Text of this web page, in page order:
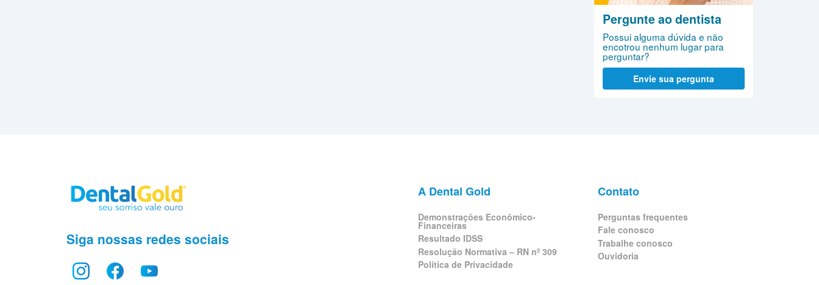
Pergunte ao dentista
Possui alguma dúvida e não
encotrou nenhum lugar para
perguntar?
Envie sua pergunta
Siga nossas redes sociais
A Dental Gold
Demonstrações Econômico-
Financeiras
Resultado IDSS
Resolução Normativa – RN nº 309
Política de Privacidade
Contato
Perguntas frequentes
Fale conosco
Trabalhe conosco
Ouvidoria